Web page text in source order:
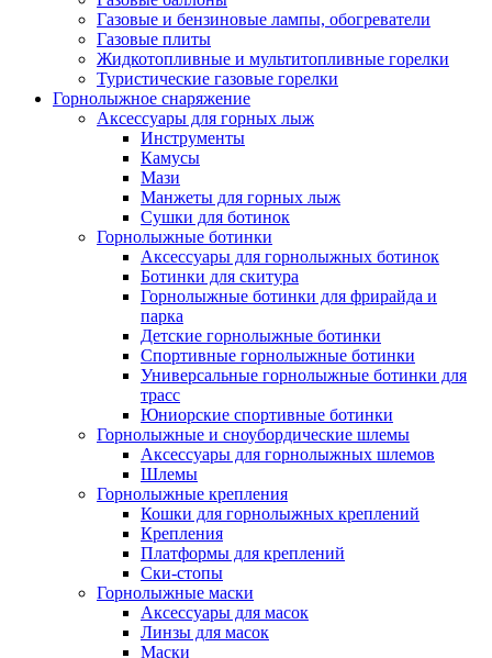
Газовые и бензиновые лампы, обогреватели
Газовые плиты
Жидкотопливные и мультитопливные горелки
Туристические газовые горелки
Горнолыжное снаряжение
Аксессуары для горных лыж
Инструменты
Камусы
Мази
Манжеты для горных лыж
Сушки для ботинок
Горнолыжные ботинки
Аксессуары для горнолыжных ботинок
Ботинки для скитура
Горнолыжные ботинки для фрирайда и
парка
Детские горнолыжные ботинки
Спортивные горнолыжные ботинки
Универсальные горнолыжные ботинки для
трасс
Юниорские спортивные ботинки
Горнолыжные и сноубордические шлемы
Аксессуары для горнолыжных шлемов
Шлемы
Горнолыжные крепления
Кошки для горнолыжных креплений
Крепления
Платформы для креплений
Ски-стопы
Горнолыжные маски
Аксессуары для масок
Линзы для масок
Маски